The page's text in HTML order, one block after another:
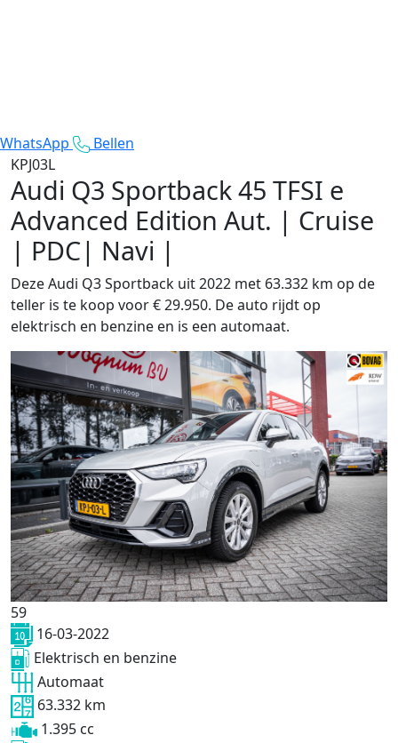
WhatsApp
Bellen
KPJ03L
Audi Q3 Sportback45 TFSI e
Advanced Edition Aut. | Cruise
| PDC| Navi |
Deze Audi Q3 Sportback uit 2022 met 63.332 km op de
teller is te koop voor € 29.950. De auto rijdt op
elektrisch en benzine en is een automaat.
59
16-03-2022
Elektrisch en benzine
Automaat
63.332 km
1.395 cc